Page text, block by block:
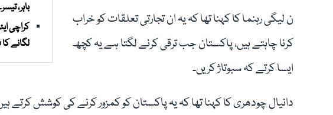
باہر،
کراچی
لگانے
ن لیگی رہنما کا کہنا تھا کہ یہ ان تجارتی تعلقات کو خراب
کرنا چاہتے ہیں، پاکستان جب ترقی کرنے لگتا ہے یہ کچھ
ایسا کرتے کہ سبوتاژ کریں۔
دانیال چودھری کا کہنا تھا کہ یہ پاکستان کو کمزور کرنے کی کوشش کرتے